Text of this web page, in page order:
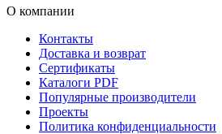
О компании
Контакты
Доставка и возврат
Сертификаты
Каталоги PDF
Популярные производители
Проекты
Политика конфиденциальности